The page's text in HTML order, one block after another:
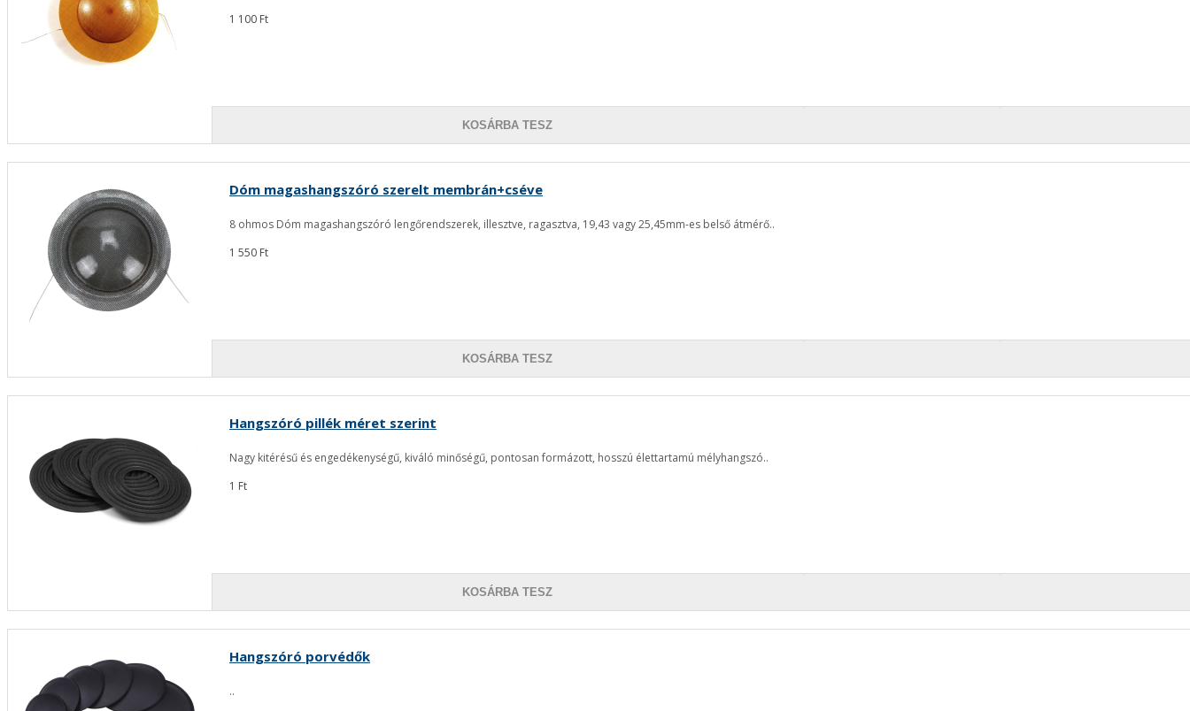
1 100 Ft
KOSÁRBA TESZ
Dóm magashangszóró szerelt membrán+cséve
8 ohmos Dóm magashangszóró lengőrendszerek, illesztve, ragasztva, 19,43 vagy 25,45mm-es belső átmérő..
1 550 Ft
KOSÁRBA TESZ
Hangszóró pillék méret szerint
Nagy kitérésű és engedékenységű, kiváló minőségű, pontosan formázott, hosszú élettartamú mélyhangszó..
1 Ft
KOSÁRBA TESZ
Hangszóró porvédők
..